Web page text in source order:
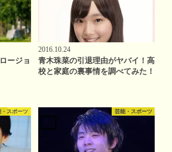
ージョ
2016.10.24
青木珠菜の引退理由がヤバイ！高
校と家庭の裏事情を調べてみた！
・スポーツ 芸能・スポーツ